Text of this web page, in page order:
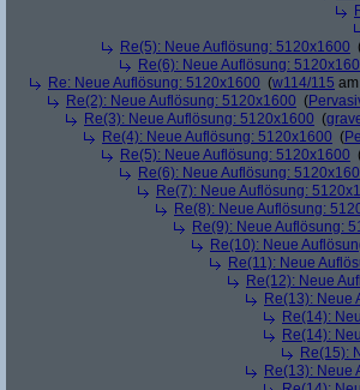
Re(5): Neue Auflösung: 5120x1600
Re(6): Neue Auflösung:
Re: Neue Auflösung: 5120x1600 (w114/115
Re(2): Neue Auflösung: 5120x1600 (
Re(3): Neue Auflösung: 5120x1600 (
Re(4): Neue Auflösung: 5120x1600 (
Re(5): Neue Auflösung: 5120x1600
Re(6): Neue Auflösung:
Re(7): Neue Auflösung:
Re(8): Neue Auflösung:
Re(9): Neue Auflösung:
Re(10): Neue
Re(11): Neue
Re(12): Neue
Re(13): Neue
Re(14):
Re(14):
Re(15):
Re(13): Neue